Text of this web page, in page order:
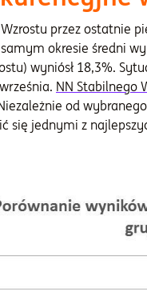
przez ostatnie
okresie średni
wyniósł 18,3%.
NN Stabilnego
od
się jednymi z